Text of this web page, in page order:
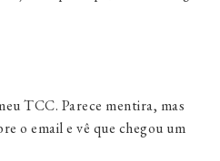
TCC. Parece mentira, mas
o email e vê que chegou um